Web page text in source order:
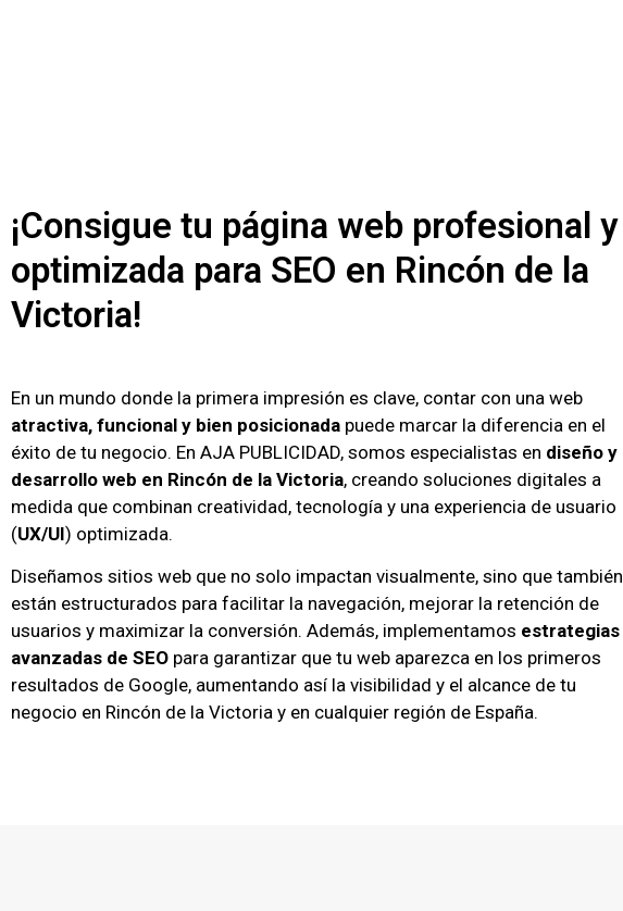
¡Consigue tu página web profesional y
optimizada para SEO en Rincón de la
Victoria!
En un mundo donde la primera impresión es clave, contar con una web
atractiva, funcional y bien posicionada puede marcar la diferencia en el
éxito de tu negocio. En AJA PUBLICIDAD, somos especialistas en diseño y
desarrollo web en Rincón de la Victoria, creando soluciones digitales a
medida que combinan creatividad, tecnología y una experiencia de usuario
(UX/UI) optimizada.
Diseñamos sitios web que no solo impactan visualmente, sino que también
están estructurados para facilitar la navegación, mejorar la retención de
usuarios y maximizar la conversión. Además, implementamos estrategias
avanzadas de SEO para garantizar que tu web aparezca en los primeros
resultados de Google, aumentando así la visibilidad y el alcance de tu
negocio en Rincón de la Victoria y en cualquier región de España.